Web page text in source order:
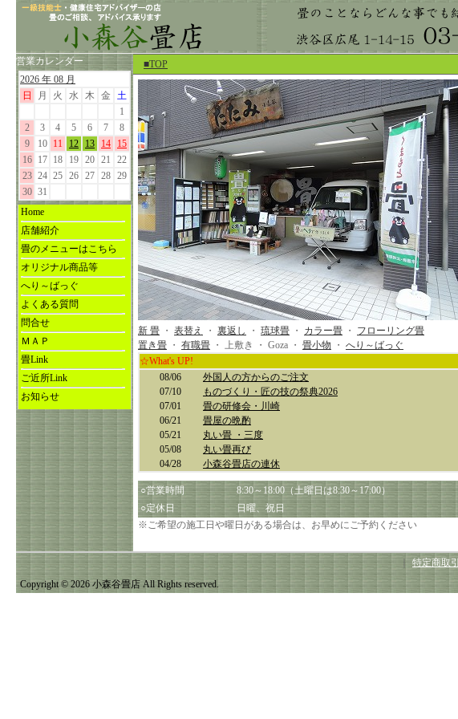
営業カレンダー
2026 年 08 月
日
月 火 水 木 金
土
1
2
3 4 5 6 7
8
9
10 11 12 13 14
15
16
17 18 19 20 21
22
23 24 25 26 27 28 29
30 31
Home
店舗紹介
畳のメニューはこちら
オリジナル商品等
へり～ばっぐ
よくある質問
問合せ
ＭＡＰ
畳Link
ご近所Link
お知らせ
■TOP
新 畳 ・ 表替え ・ 裏返し ・ 琉球畳 ・ カラー畳 ・ フローリング畳
置き畳 ・ 有職畳 ・ 上敷き ・ Goza ・ 畳小物 ・ へり～ばっぐ
☆What's UP!
08/06
外国人の方からのご注文
07/10
ものづくり・匠の技の祭典2026
07/01
畳の研修会・川崎
06/21
畳屋の晩酌
05/21
丸い畳 ・三度
05/08
丸い畳再び
04/28
小森谷畳店の連休
○営業時間
8:30～18:00（土曜日は8:30～17:00）
○定休日
日曜、祝日
※ご希望の施工日や曜日がある場合は、お早めにご予約ください
｜ 特定商取
Copyright © 2026 小森谷畳店 All Rights reserved.